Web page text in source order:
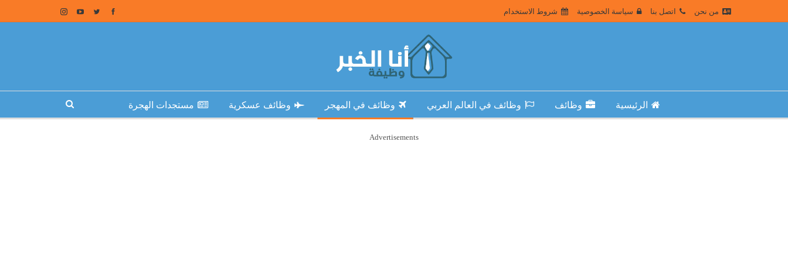
من نحن اتصل بنا سياسة الخصوصية شروط الاستخدام
الرئيسية وظائف وظائف في العالم العربي وظائف في المهجر وظائف عسكرية مستجدات الهجرة
Advertisements